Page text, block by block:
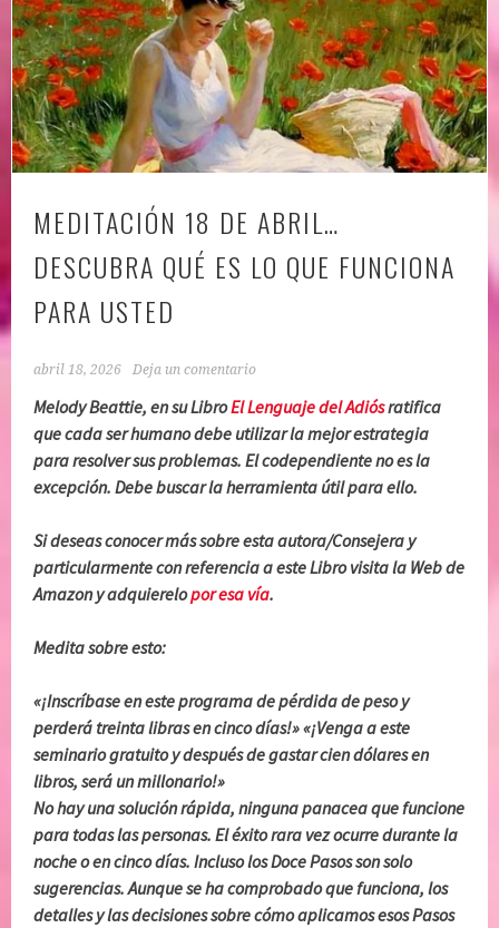
MEDITACIÓN 18 DE ABRIL…
DESCUBRA QUÉ ES LO QUE FUNCIONA
PARA USTED
abril 18, 2026 Deja un comentario
Melody Beattie, en su LibroEl Lenguaje del Adiósratifica
que cada ser humano debe utilizar la mejor estrategia
para resolver sus problemas. El codependiente no es la
excepción. Debe buscar la herramienta útil para ello.
Si deseas conocer más sobre esta autora/Consejera y
particularmente con referencia a este Libro visita la Web de
Amazon y adquierelopor esa vía.
Medita sobre esto:
«¡Inscríbase en este programa de pérdida de peso y
perderá treinta libras en cinco días!» «¡Venga a este
seminario gratuito y después de gastar cien dólares en
libros, será un millonario!»
No hay una solución rápida, ninguna panacea que funcione
para todas las personas. El éxito rara vez ocurre durante la
noche o en cinco días. Incluso los Doce Pasos son solo
sugerencias. Aunque se ha comprobado que funciona, los
detalles y las decisiones sobre cómo aplicamos esos Pasos